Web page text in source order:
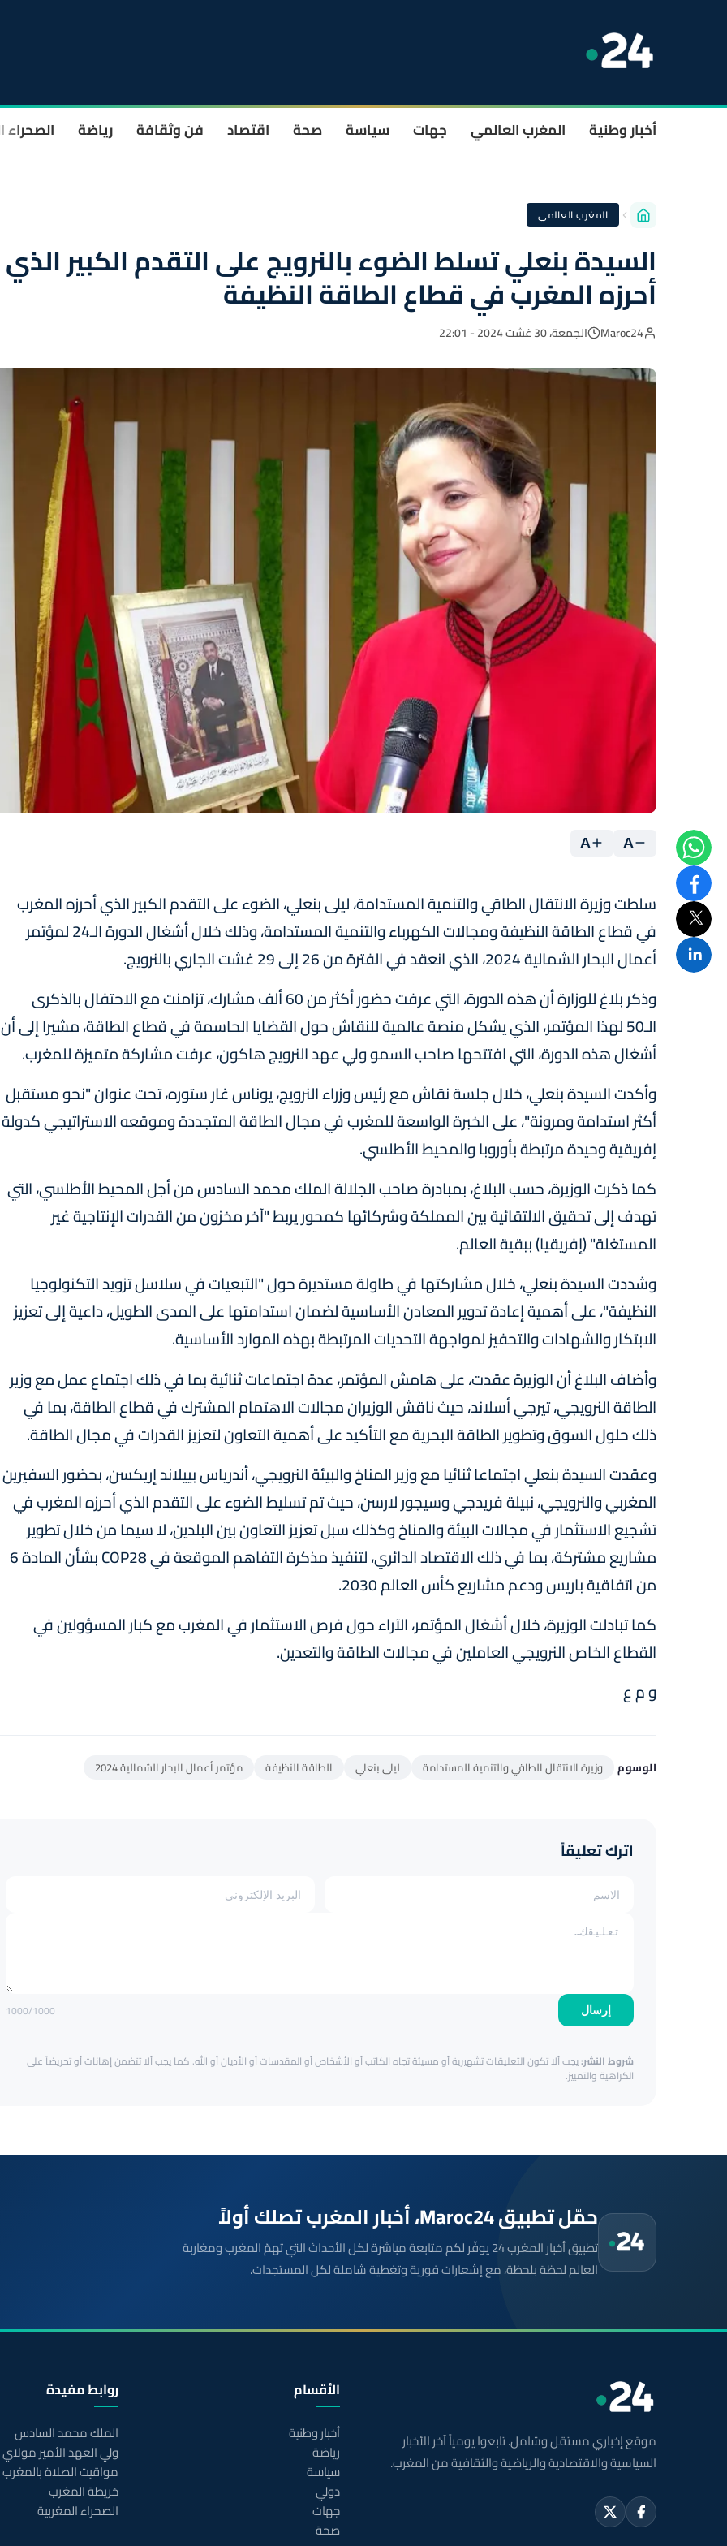
أخبار وطنية المغرب العالمي جهات سياسة صحة اقتصاد فن وثقافة رياضة الصحراء
المغرب العالمي
السيدة بنعلي تسلط الضوء بالنرويج على التقدم الكبير الذي
أحرزه المغرب في قطاع الطاقة النظيفة
Maroc24 الجمعة، 30 غشت 2024 - 22:01
A
A
سلطت وزيرة الانتقال الطاقي والتنمية المستدامة، ليلى بنعلي، الضوء على التقدم الكبير الذي أحرزه المغرب
في قطاع الطاقة النظيفة ومجالات الكهرباء والتنمية المستدامة، وذلك خلال أشغال الدورة الـ24 لمؤتمر
أعمال البحار الشمالية 2024، الذي انعقد في الفترة من 26 إلى 29 غشت الجاري بالنرويج.
وذكر بلاغ للوزارة أن هذه الدورة، التي عرفت حضور أكثر من 60 ألف مشارك، تزامنت مع الاحتفال بالذكرى
الـ50 لهذا المؤتمر، الذي يشكل منصة عالمية للنقاش حول القضايا الحاسمة في قطاع الطاقة، مشيرا إلى أن
أشغال هذه الدورة، التي افتتحها صاحب السمو ولي عهد النرويج هاكون، عرفت مشاركة متميزة للمغرب.
وأكدت السيدة بنعلي، خلال جلسة نقاش مع رئيس وزراء النرويج، يوناس غار ستوره، تحت عنوان "نحو مستقبل
أكثر استدامة ومرونة"، على الخبرة الواسعة للمغرب في مجال الطاقة المتجددة وموقعه الاستراتيجي كدولة
إفريقية وحيدة مرتبطة بأوروبا والمحيط الأطلسي.
كما ذكرت الوزيرة، حسب البلاغ، بمبادرة صاحب الجلالة الملك محمد السادس من أجل المحيط الأطلسي، التي
تهدف إلى تحقيق الالتقائية بين المملكة وشركائها كمحور يربط "آخر مخزون من القدرات الإنتاجية غير
المستغلة" (إفريقيا) ببقية العالم.
وشددت السيدة بنعلي، خلال مشاركتها في طاولة مستديرة حول "التبعيات في سلاسل تزويد التكنولوجيا
النظيفة"، على أهمية إعادة تدوير المعادن الأساسية لضمان استدامتها على المدى الطويل، داعية إلى تعزيز
الابتكار والشهادات والتحفيز لمواجهة التحديات المرتبطة بهذه الموارد الأساسية.
وأضاف البلاغ أن الوزيرة عقدت، على هامش المؤتمر، عدة اجتماعات ثنائية بما في ذلك اجتماع عمل مع وزير
الطاقة النرويجي، تيرجي أسلاند، حيث ناقش الوزيران مجالات الاهتمام المشترك في قطاع الطاقة، بما في
ذلك حلول السوق وتطوير الطاقة البحرية مع التأكيد على أهمية التعاون لتعزيز القدرات في مجال الطاقة.
وعقدت السيدة بنعلي اجتماعا ثنائيا مع وزير المناخ والبيئة النرويجي، أندرياس بييلاند إريكسن، بحضور السفيرين
المغربي والنرويجي، نبيلة فريدجي وسيجور لارسن، حيث تم تسليط الضوء على التقدم الذي أحرزه المغرب في
تشجيع الاستثمار في مجالات البيئة والمناخ وكذلك سبل تعزيز التعاون بين البلدين، لا سيما من خلال تطوير
مشاريع مشتركة، بما في ذلك الاقتصاد الدائري، لتنفيذ مذكرة التفاهم الموقعة في COP28 بشأن المادة 6
من اتفاقية باريس ودعم مشاريع كأس العالم 2030.
كما تبادلت الوزيرة، خلال أشغال المؤتمر، الآراء حول فرص الاستثمار في المغرب مع كبار المسؤولين في
القطاع الخاص النرويجي العاملين في مجالات الطاقة والتعدين.
و م ع
الوسوم وزيرة الانتقال الطاقي والتنمية المستدامة ليلى بنعلي الطاقة النظيفة مؤتمر أعمال البحار الشمالية 2024
اترك تعليقاً
إرسال 1000/1000
شروط النشر:يجب ألا تكون التعليقات تشهيرية أو مسيئة تجاه الكاتب أو الأشخاص أو المقدسات أو الأديان أو الله. كما يجب ألا تتضمن إهانات أو تحريضاً على
الكراهية والتمييز.
حمّل تطبيق Maroc24، أخبار المغرب تصلك أولاً
تطبيق أخبار المغرب 24 يوفّر لكم متابعة مباشرة لكل الأحداث التي تهمّ المغرب ومغاربة
العالم لحظة بلحظة، مع إشعارات فورية وتغطية شاملة لكل المستجدات.
موقع إخباري مستقل وشامل. تابعوا يومياً آخر الأخبار
السياسية والاقتصادية والرياضية والثقافية من المغرب.
الأقسام
أخبار وطنية
رياضة
سياسة
دولي
جهات
صحة
روابط مفيدة
الملك محمد السادس
ولي العهد الأمير
مواقيت الصلاة بالمغرب
خريطة المغرب
الصحراء المغربية